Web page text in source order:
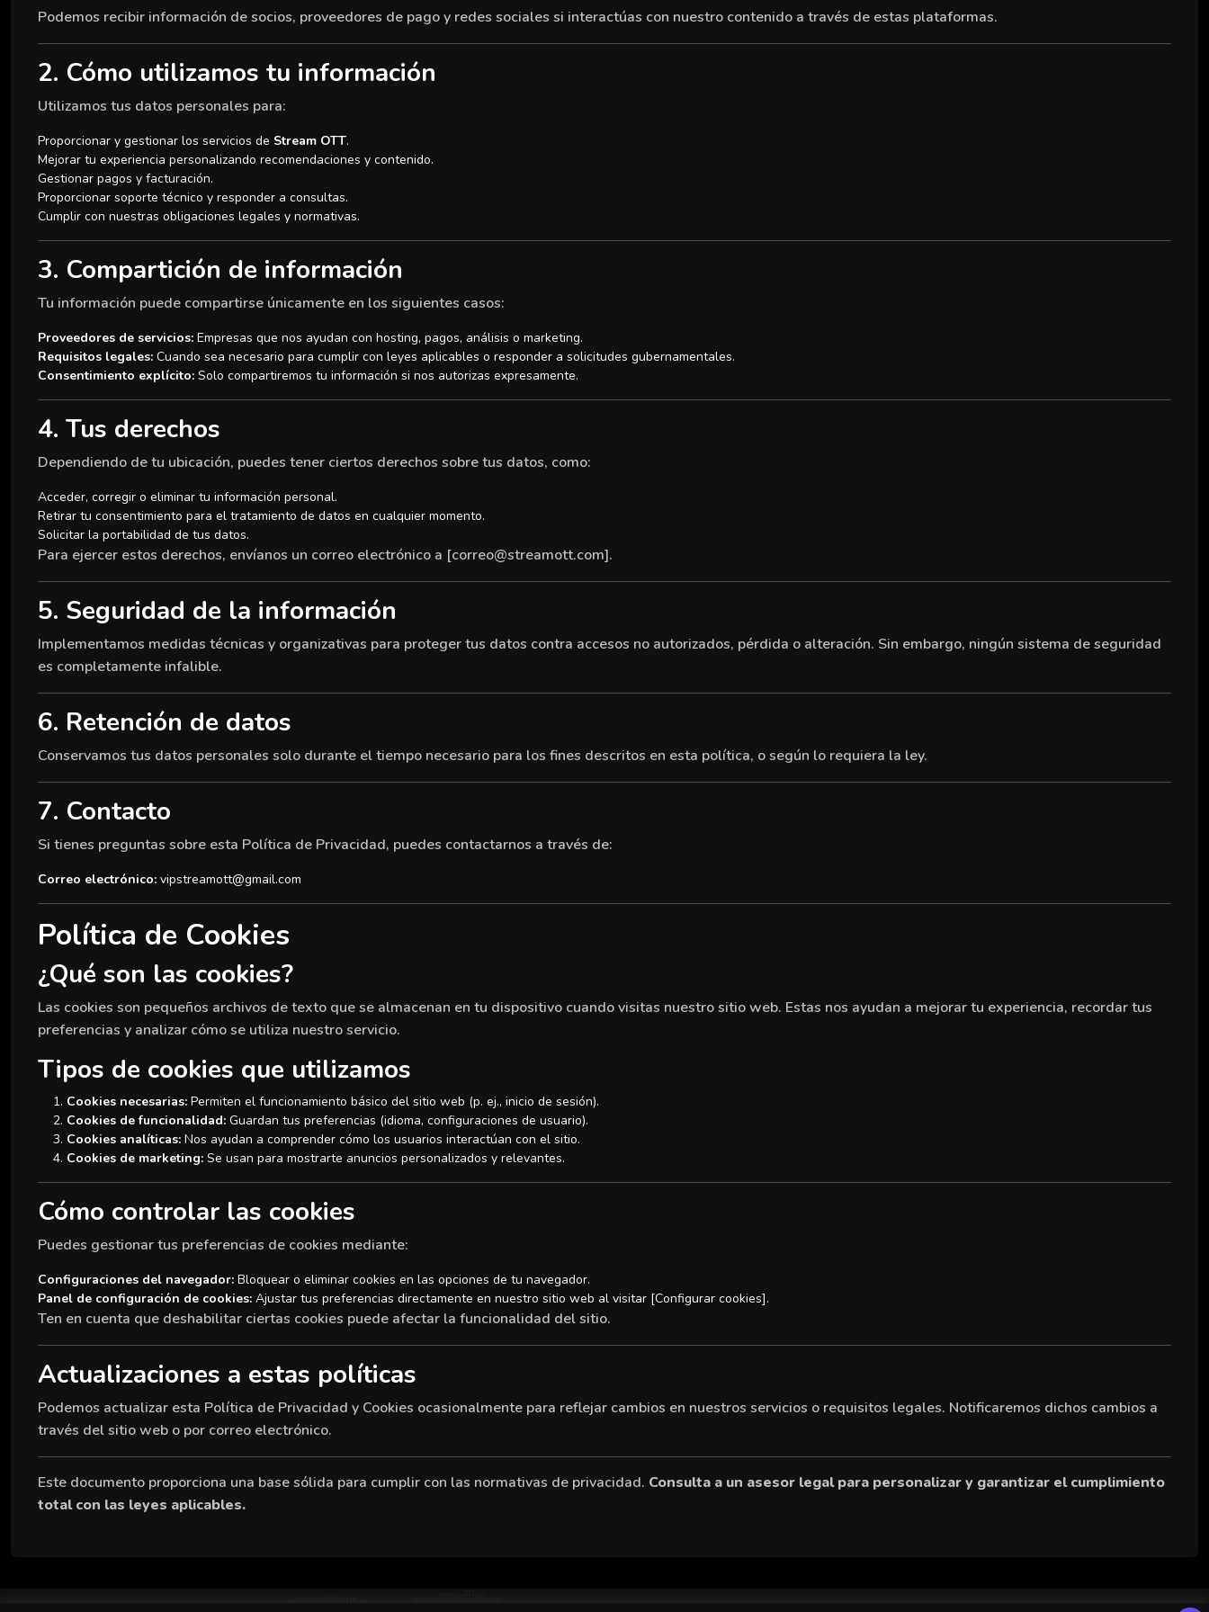
Podemos recibir información de socios, proveedores de pago y redes sociales si interactúas con nuestro contenido a través de estas plataformas.
2. Cómo utilizamos tu información
Utilizamos tus datos personales para:
Proporcionar y gestionar los servicios de Stream OTT.
Mejorar tu experiencia personalizando recomendaciones y contenido.
Gestionar pagos y facturación.
Proporcionar soporte técnico y responder a consultas.
Cumplir con nuestras obligaciones legales y normativas.
3. Compartición de información
Tu información puede compartirse únicamente en los siguientes casos:
Proveedores de servicios: Empresas que nos ayudan con hosting, pagos, análisis o marketing.
Requisitos legales: Cuando sea necesario para cumplir con leyes aplicables o responder a solicitudes gubernamentales.
Consentimiento explícito: Solo compartiremos tu información si nos autorizas expresamente.
4. Tus derechos
Dependiendo de tu ubicación, puedes tener ciertos derechos sobre tus datos, como:
Acceder, corregir o eliminar tu información personal.
Retirar tu consentimiento para el tratamiento de datos en cualquier momento.
Solicitar la portabilidad de tus datos.
Para ejercer estos derechos, envíanos un correo electrónico a [correo@streamott.com].
5. Seguridad de la información
Implementamos medidas técnicas y organizativas para proteger tus datos contra accesos no autorizados, pérdida o alteración. Sin embargo, ningún sistema de seguridad
es completamente infalible.
6. Retención de datos
Conservamos tus datos personales solo durante el tiempo necesario para los fines descritos en esta política, o según lo requiera la ley.
7. Contacto
Si tienes preguntas sobre esta Política de Privacidad, puedes contactarnos a través de:
Correo electrónico: vipstreamott@gmail.com
Política de Cookies
¿Qué son las cookies?
Las cookies son pequeños archivos de texto que se almacenan en tu dispositivo cuando visitas nuestro sitio web. Estas nos ayudan a mejorar tu experiencia, recordar tus
preferencias y analizar cómo se utiliza nuestro servicio.
Tipos de cookies que utilizamos
Cookies necesarias: Permiten el funcionamiento básico del sitio web (p. ej., inicio de sesión).
Cookies de funcionalidad: Guardan tus preferencias (idioma, configuraciones de usuario).
Cookies analíticas: Nos ayudan a comprender cómo los usuarios interactúan con el sitio.
Cookies de marketing: Se usan para mostrarte anuncios personalizados y relevantes.
Cómo controlar las cookies
Puedes gestionar tus preferencias de cookies mediante:
Configuraciones del navegador: Bloquear o eliminar cookies en las opciones de tu navegador.
Panel de configuración de cookies: Ajustar tus preferencias directamente en nuestro sitio web al visitar [Configurar cookies].
Ten en cuenta que deshabilitar ciertas cookies puede afectar la funcionalidad del sitio.
Actualizaciones a estas políticas
Podemos actualizar esta Política de Privacidad y Cookies ocasionalmente para reflejar cambios en nuestros servicios o requisitos legales. Notificaremos dichos cambios a
través del sitio web o por correo electrónico.
Este documento proporciona una base sólida para cumplir con las normativas de privacidad. Consulta a un asesor legal para personalizar y garantizar el cumplimiento
total con las leyes aplicables.